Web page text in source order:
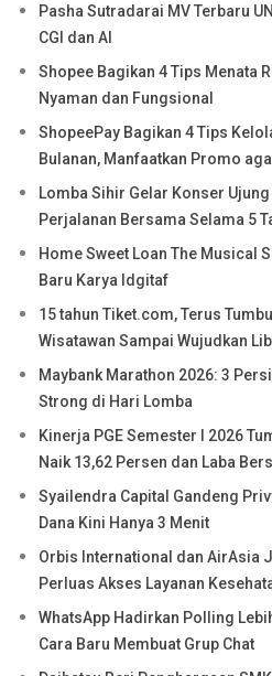
Pasha Sutradarai MV Terbaru
CGI dan AI
Shopee Bagikan 4 Tips Menata
Nyaman dan Fungsional
ShopeePay Bagikan 4 Tips
Bulanan, Manfaatkan Promo
Lomba Sihir Gelar Konser
Perjalanan Bersama Selama 5
Home Sweet Loan The Musical
Baru Karya Idgitaf
15 tahun Tiket.com, Terus
Wisatawan Sampai Wujudkan
Maybank Marathon 2026: 3
Strong di Hari Lomba
Kinerja PGE Semester I 2026
Naik 13,62 Persen dan Laba
Syailendra Capital Gandeng
Dana Kini Hanya 3 Menit
Orbis International dan AirAsia
Perluas Akses Layanan
WhatsApp Hadirkan Polling
Cara Baru Membuat Grup Chat